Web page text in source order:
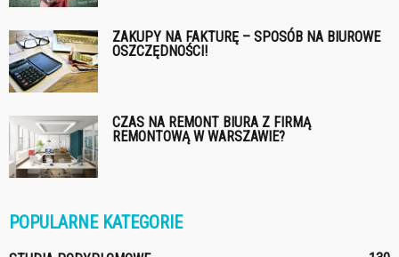
ZAKUPY NA FAKTURĘ – SPOSÓB NA BIUROWE
OSZCZĘDNOŚCI!
CZAS NA REMONT BIURA Z FIRMĄ
REMONTOWĄ W WARSZAWIE?
POPULARNE KATEGORIE